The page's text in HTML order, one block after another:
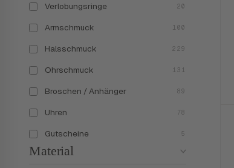
Verlobungsringe 20
Armschmuck 100
Halsschmuck 229
Ohrschmuck 131
Broschen / Anhänger 89
Uhren 78
Gutscheine 5
Material